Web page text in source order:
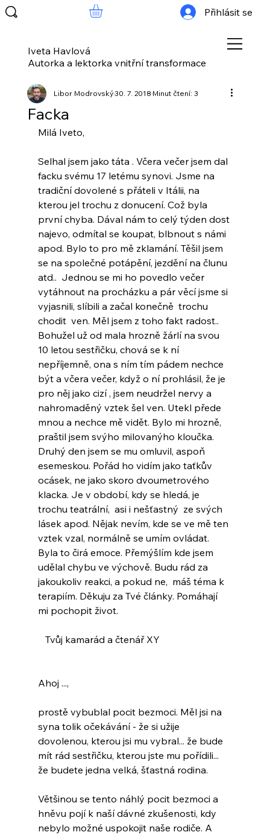
Iveta Havlová
Autorka a lektorka vnitřní transformace
Přihlásit se
Facka
Libor Modrovský30. 7. 2018Minut čtení: 3
Milá Iveto,
Selhal jsem jako táta . Včera večer jsem dal
facku svému 17 letému synovi. Jsme na
tradiční dovolené s přáteli v Itálii, na
kterou jel trochu z donucení. Což byla
první chyba. Dával nám to celý týden dost
najevo, odmítal se koupat, blbnout s námi
apod. Bylo to pro mě zklamání. Těšil jsem
se na společné potápění, jezdění na člunu
atd..  Jednou se mi ho povedlo večer
vytáhnout na procházku a pár věcí jsme si
vyjasnili, slíbili a začal konečně  trochu
chodit  ven. Měl jsem z toho fakt radost..
Bohužel už od mala hrozně žárlí na svou
10 letou sestřičku, chová se k ní
nepříjemně, ona s ním tím pádem nechce
být a včera večer, když o ní prohlásil, že je
pro něj jako cizí , jsem neudržel nervy a
nahromaděný vztek šel ven. Utekl přede
mnou a nechce mě vidět. Bylo mi hrozně,
praštil jsem svýho milovanýho kloučka.
Druhý den jsem se mu omluvil, aspoň
esemeskou. Pořád ho vidím jako taťkův
ocásek, ne jako skoro dvoumetrového
klacka. Je v období, kdy se hledá, je
trochu teatrální,  asi i nešťastný  ze svých
lásek apod. Nějak nevím, kde se ve mě ten
vztek vzal, normálně se umím ovládat.
Byla to čirá emoce. Přemýšlím kde jsem
udělal chybu ve výchově. Budu rád za
jakoukoliv reakci, a pokud ne,  máš téma k
terapiím. Děkuju za Tvé články. Pomáhají
mi pochopit život.
   Tvůj kamarád a čtenář XY
Ahoj ...,
prostě vybublal pocit bezmoci. Měl jsi na
syna tolik očekávání - že si užije
dovolenou, kterou jsi mu vybral... že bude
mít rád sestřičku, kterou jste mu pořídili...
že budete jedna velká, šťastná rodina.
Většinou se tento náhlý pocit bezmoci a
hněvu pojí k naší dávné zkušenosti, kdy
nebylo možné uspokojit naše rodiče. A